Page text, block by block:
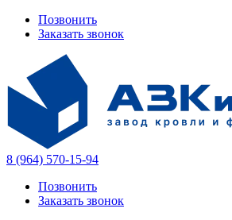
Позвонить
Заказать звонок
8 (964) 570-15-94
Позвонить
Заказать звонок